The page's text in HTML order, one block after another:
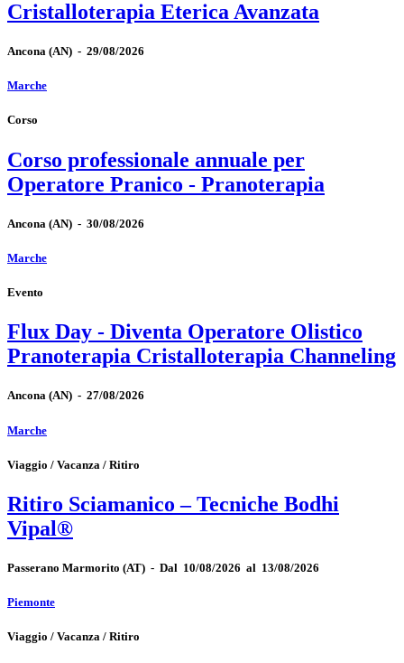
Cristalloterapia Eterica Avanzata
Ancona (AN) - 29/08/2026
Marche
Corso
Corso professionale annuale per
Operatore Pranico - Pranoterapia
Ancona (AN) - 30/08/2026
Marche
Evento
Flux Day - Diventa Operatore Olistico
Pranoterapia Cristalloterapia Channeling
Ancona (AN) - 27/08/2026
Marche
Viaggio / Vacanza / Ritiro
Ritiro Sciamanico – Tecniche Bodhi
Vipal®
Passerano Marmorito (AT) - Dal 10/08/2026 al 13/08/2026
Piemonte
Viaggio / Vacanza / Ritiro